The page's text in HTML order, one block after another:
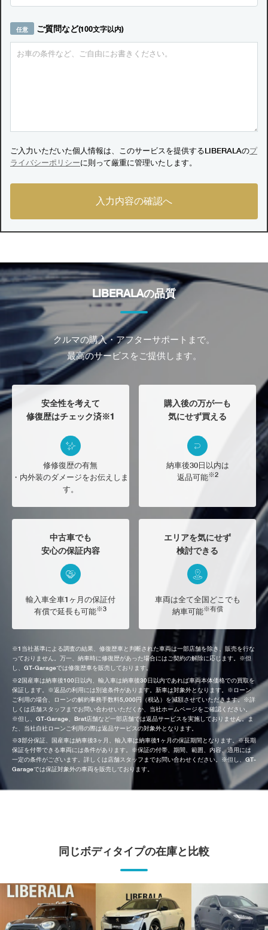
ご質問など(100文字以内)
ご入力いただいた個人情報は、このサービスを提供するLIBERALAのプ
ライバシーポリシーに則って厳重に管理いたします。
入力内容の確認へ
LIBERALAの品質
クルマの購入・アフターサポートまで。
最高のサービスをご提供します。
安全性を考えて
修復歴はチェック済※1
修修復歴の有無
・内外装のダメージをお伝えしま
す。
購入後の万が一も
気にせず買える
納車後30日以内は
返品可能※2
中古車でも
安心の保証内容
輸入車全車1ヶ月の保証付
有償で延長も可能※3
エリアを気にせず
検討できる
車両は全て全国どこでも
納車可能※有償
※1当社基準による調査の結果、修復歴車と判断された車両は一部店舗を除き、販売を行な
っておりません。万一、納車時に修復歴があった場合にはご契約の解除に応じます。※但
し、GT-Garageでは修復歴車を販売しております。
※2国産車は納車後100日以内、輸入車は納車後30日以内であれば車両本体価格での買取を
保証します。※返品の利用には別途条件があります。新車は対象外となります。※ローン
ご利用の場合、ローンの解約事務手数料5,000円（税込）を減額させていただきます。※詳
しくは店舗スタッフまでお問い合わせいただくか、当社ホームページをご確認ください。
※但し、GT-Garage、Brat店舗など一部店舗では返品サービスを実施しておりません。ま
た、当社自社ローンご利用の際は返品サービスの対象外となります。
※3部分保証、国産車は納車後3ヶ月、輸入車は納車後1ヶ月の保証期間となります。※長期
保証を付帯できる車両には条件があります。※保証の付帯、期間、範囲、内容、適用には
一定の条件がございます。詳しくは店舗スタッフまでお問い合わせください。※但し、GT-
Garageでは保証対象外の車両を販売しております。
同じボディタイプの在庫と比較